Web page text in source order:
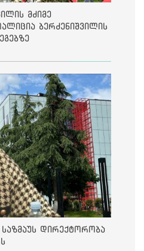
მძიმე
ბერძენიშვილის
საზმაუს დირექტორობა